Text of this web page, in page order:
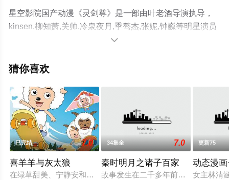
星空影院国产动漫《灵剑尊》是一部由叶老酒导演执导，
kinsen,柳知萧,关帅,冷泉夜月,季骜杰,张妮,钟巍等明星演员
精彩演绎的大陆动漫，大结局剧情已揭晓（已完结），更

猜你喜欢
已完结 7.0
喜羊羊与灰太狼
在绿草甜美、宁静安和的青青草原，生活着一群无忧无虑的小
34集全 7.0
秦时明月之诸子百家
故事发生在二千多年前的战国时期，
更新75
动态漫
女主林清